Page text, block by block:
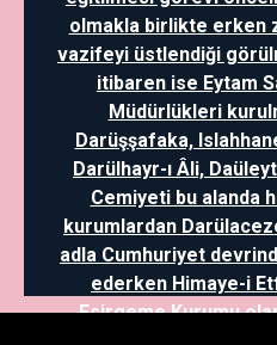
olmakla birlikte erken
vazifeyi üstlendiği
itibaren ise Eytam
Müdürlükleri
Darüşşafaka,
Darülhayr-ı Âli,
Cemiyeti bu alanda
kurumlardan
adla Cumhuriyet
ederken Himaye-i
Esirgeme Kurumu